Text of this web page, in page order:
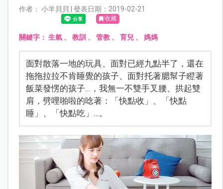
作者： 小羊貝貝 | 發表日期：2019-02-21
收藏
關鍵字： 生氣、 教訓 、 管教、 育兒、 媽媽
面對散落一地的玩具、面對已經九點半了，還在
拖拖拉拉不肯睡覺的孩子、面對托著腮幫子瞪著
飯菜發愣的孩子…，我無一不雙手叉腰、拱起雙
肩，劈哩啪啦的唸著：「快點收」、「快點
睡」、「快點吃」…。